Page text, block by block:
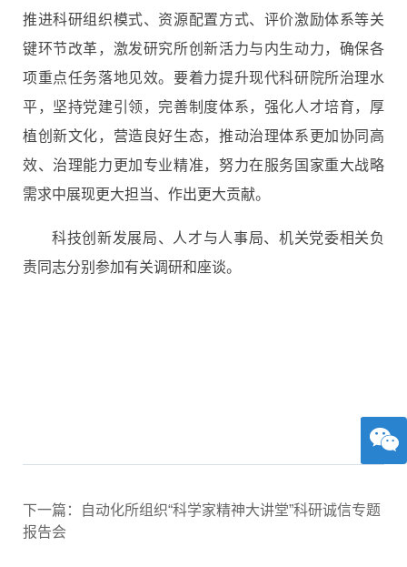
推进科研组织模式、资源配置方式、评价激励体系等关
键环节改革，激发研究所创新活力与内生动力，确保各
项重点任务落地见效。要着力提升现代科研院所治理水
平，坚持党建引领，完善制度体系，强化人才培育，厚
植创新文化，营造良好生态，推动治理体系更加协同高
效、治理能力更加专业精准，努力在服务国家重大战略
需求中展现更大担当、作出更大贡献。
科技创新发展局、人才与人事局、机关党委相关负
责同志分别参加有关调研和座谈。
下一篇：自动化所组织“科学家精神大讲堂”科研诚信专题
报告会